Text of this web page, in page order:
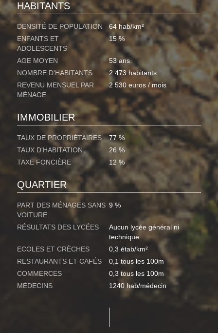
HABITANTS
DENSITÉ DE POPULATION
64 hab/km²
ENFANTS ET
ADOLESCENTS
15 %
AGE MOYEN
53 ans
NOMBRE D'HABITANTS
2 473 habitants
REVENU MENSUEL PAR
MÉNAGE
2 530 euros / mois
IMMOBILIER
TAUX DE PROPRIÉTAIRES
77 %
TAUX D'HABITATION
26 %
TAXE FONCIÈRE
12 %
QUARTIER
PART DES MÉNAGES SANS
VOITURE
9 %
RÉSULTATS DES LYCÉES
Aucun lycée général ni
technique
ECOLES ET CRÈCHES
0,3 étab/km²
RESTAURANTS ET CAFÉS
0,1 tous les 100m
COMMERCES
0,3 tous les 100m
MÉDECINS
1240 hab/médecin